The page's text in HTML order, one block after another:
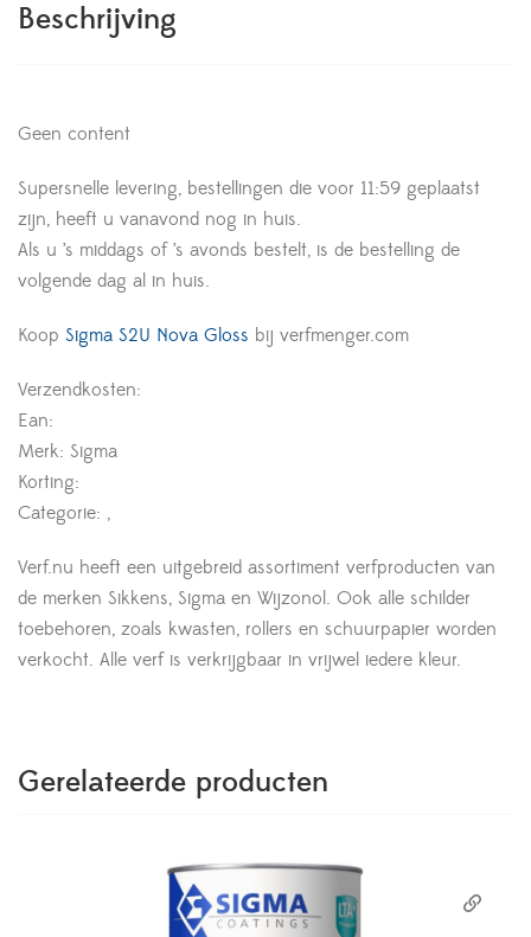
Beschrijving
Geen content
Supersnelle levering, bestellingen die voor 11:59 geplaatst
zijn, heeft u vanavond nog in huis.
Als u ’s middags of ’s avonds bestelt, is de bestelling de
volgende dag al in huis.
Koop Sigma S2U Nova Gloss bij verfmenger.com
Verzendkosten:
Ean:
Merk: Sigma
Korting:
Categorie: ,
Verf.nu heeft een uitgebreid assortiment verfproducten van
de merken Sikkens, Sigma en Wijzonol. Ook alle schilder
toebehoren, zoals kwasten, rollers en schuurpapier worden
verkocht. Alle verf is verkrijgbaar in vrijwel iedere kleur.
Gerelateerde producten